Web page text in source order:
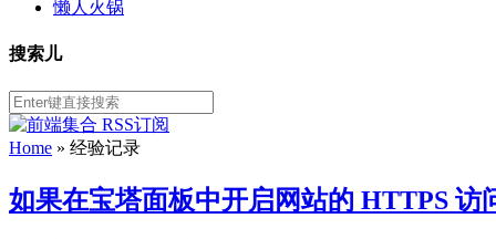
懒人火锅
搜索儿
Home » 经验记录
如果在宝塔面板中开启网站的 HTTPS 访